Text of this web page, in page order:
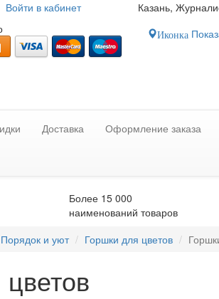
Войти в кабинет
Казань,
Иконка
Доставка Оформление заказа
Более 15 000
наименований товаров
Порядок и уют Горшки для цветов